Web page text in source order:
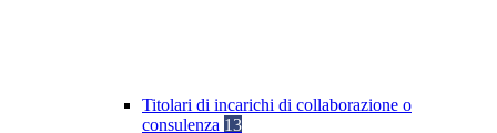
Titolari di incarichi di collaborazione o
consulenza 13